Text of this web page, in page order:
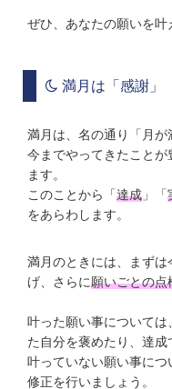
ぜひ、あなたの願いを叶
満月は「感謝」
満月は、名の通り「月が
今までやってきたこと
ます。
このことから「達成 」「
をあらわします。
満月のときには、まず
げ、さらに願いごとの点
叶った願い事について
た自分を褒めたり、達成
叶っていない願い事に
修正を行いましょう。